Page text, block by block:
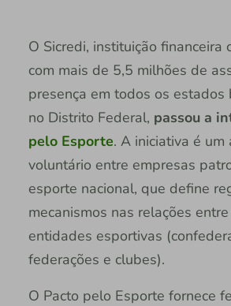
O Sicredi, instituição financeira
com mais de 5,5 milhões de
presença em todos os estados
no Distrito Federal, passou a
pelo Esporte. A iniciativa é um
voluntário entre empresas
esporte nacional, que define
mecanismos nas relações
entidades esportivas
federações e clubes).
O Pacto pelo Esporte fornece